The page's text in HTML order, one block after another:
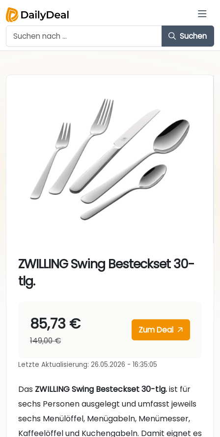
Suchen
ZWILLING Swing Besteckset 30-
tlg.
85,73 €
149,00 €
Zum Deal
Letzte Aktualisierung: 26.05.2026 - 16:35:05
Das ZWILLING Swing Besteckset 30-tlg.ist für
sechs Personen ausgelegt und umfasst jeweils
sechs Menülöffel, Menügabeln, Menümesser,
Kaffeelöffel und Kuchengabeln. Damit eignet es